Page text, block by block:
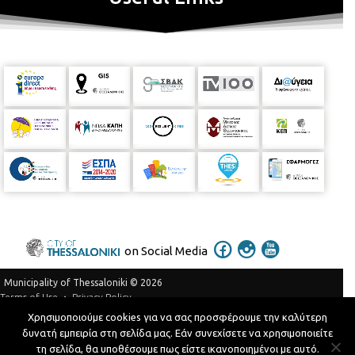
on Social Media
Municipality of Thessaloniki © 2026
Terms of Use
Privacy Policy
Telephone Catalog
Developed byMyCompany Projects
Χρησιμοποιούμε cookies για να σας προσφέρουμε την καλύτερη
δυνατή εμπειρία στη σελίδα μας. Εάν συνεχίσετε να χρησιμοποιείτε
τη σελίδα, θα υποθέσουμε πως είστε ικανοποιημένοι με αυτό.